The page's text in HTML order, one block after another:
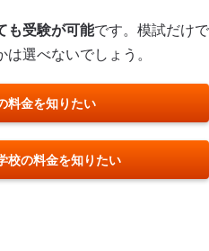
も受験が可能です。模試だけで
選べないでしょう。
料金を知りたい
校の料金を知りたい